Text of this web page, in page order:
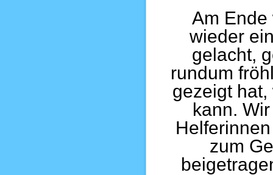
Am Ende
wieder
gelacht,
rundum
gezeigt
kann.
zum